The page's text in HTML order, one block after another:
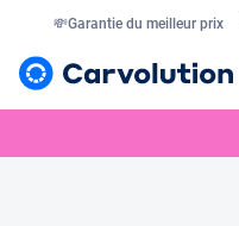
💸Garantie du meilleur prix